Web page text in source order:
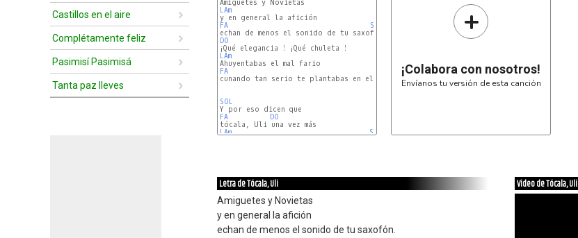
Castillos en el aire
Complétamente feliz
Pasimisí Pasimisá
Tanta paz lleves
LAm
FA
SOL
DO
LAm
FA
cunando tan serio te plantabas en el escenario, a diario.
SOL
FA
DO
LAm
SOL
+
¡Colabora con nosotros!
Envíanos tu versión de esta canción
Letra de Tócala, Uli
Amiguetes y Novietas
y en general la afición
echan de menos el sonido de tu saxofón.
Video de Tócala, Uli